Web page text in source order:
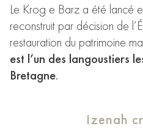
Le Krog e Barz a été lancé
reconstruit par décision de
restauration du patrimoine
est l’un des langoustiers
Bretagne.
Izenah